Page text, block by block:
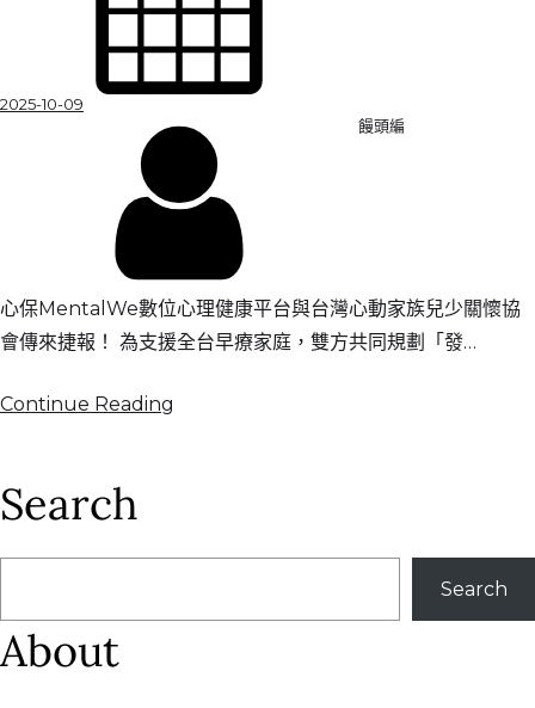
2025-10-09
饅頭編
心保MentalWe數位心理健康平台與台灣心動家族兒少關懷協
會傳來捷報！ 為支援全台早療家庭，雙方共同規劃「發…
Continue Reading
Search
Search
About